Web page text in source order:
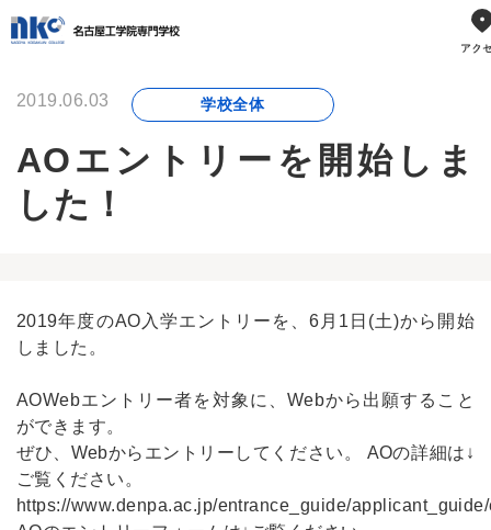
2019.06.03 学校全体
AOエントリーを開始しま
した！
2019年度のAO入学エントリーを、6月1日(土)から開始
しました。
AOWebエントリー者を対象に、Webから出願すること
ができます。
ぜひ、Webからエントリーしてください。 AOの詳細は↓
ご覧ください。
https://www.denpa.ac.jp/entrance_guide/